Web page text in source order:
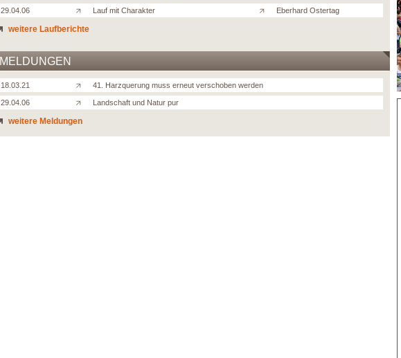
29.04.06 Lauf mit Charakter Eberhard Ostertag
weitere Laufberichte
MELDUNGEN
18.03.21 41. Harzquerung muss erneut verschoben werden
29.04.06 Landschaft und Natur pur
weitere Meldungen